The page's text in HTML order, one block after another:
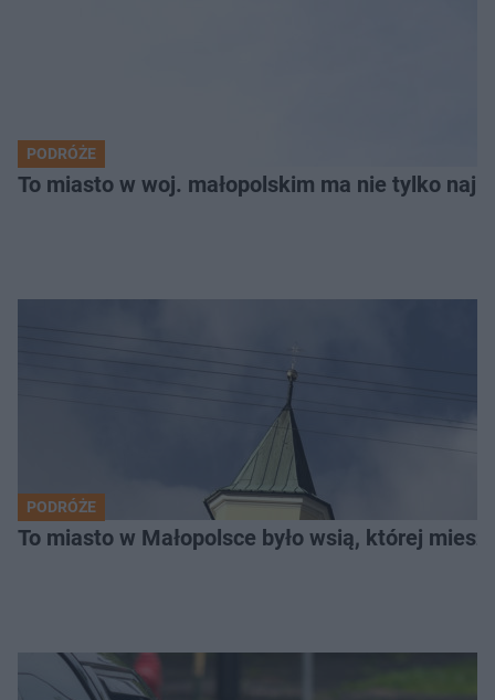
PODRÓŻE
To miasto w woj. małopolskim ma nie tylko
PODRÓŻE
To miasto w Małopolsce było wsią, której